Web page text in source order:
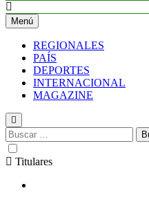
Menú
REGIONALES
PAÍS
DEPORTES
INTERNACIONAL
MAGAZINE
Buscar:
Titulares